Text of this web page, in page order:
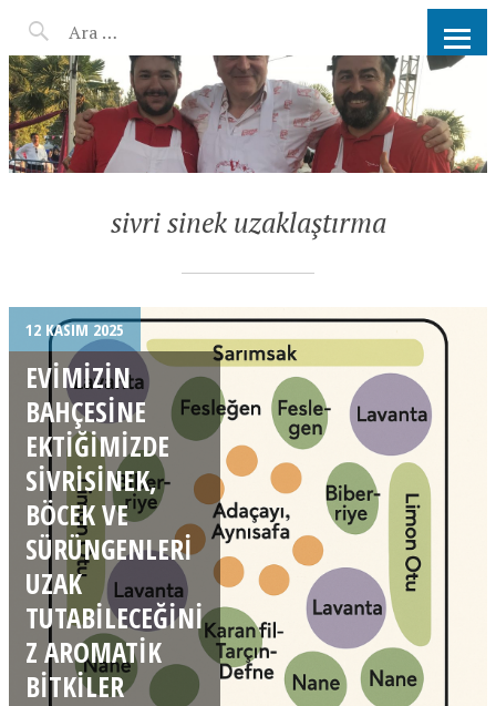
AHMET KATER KÖMÜR
ATEŞINDE BARBEKÜ, IZGARA,
MANGAL PARTISI
HIZMETLERI
sivri sinek uzaklaştırma
12 KASIM 2025
EVIMIZIN
BAHÇESINE
EKTIĞIMIZDE
SIVRISINEK,
BÖCEK VE
SÜRÜNGENLERI
UZAK
TUTABILECEĞINI
Z AROMATIK
BITKILER